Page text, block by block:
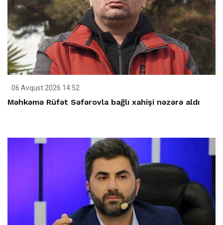
06 Avqust 2026 14:52
Məhkəmə Rüfət Səfərovla bağlı xahişi nəzərə aldı